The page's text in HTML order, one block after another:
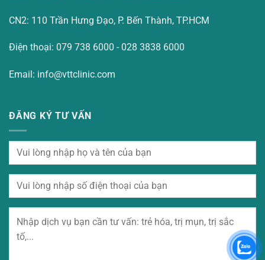
CN2: 110 Trần Hưng Đạo, P. Bến Thành, TP.HCM
Điện thoại: 079 738 6000 - 028 3838 6000
Email: info@vttclinic.com
ĐĂNG KÝ TƯ VẤN